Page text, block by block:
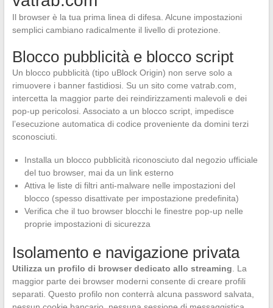
Il browser è la tua prima linea di difesa. Alcune impostazioni
semplici cambiano radicalmente il livello di protezione.
Blocco pubblicità e blocco script
Un blocco pubblicità (tipo uBlock Origin) non serve solo a
rimuovere i banner fastidiosi. Su un sito come vatrab.com,
intercetta la maggior parte dei reindirizzamenti malevoli e dei
pop-up pericolosi. Associato a un blocco script, impedisce
l’esecuzione automatica di codice proveniente da domini terzi
sconosciuti.
Installa un blocco pubblicità riconosciuto dal negozio ufficiale
del tuo browser, mai da un link esterno
Attiva le liste di filtri anti-malware nelle impostazioni del
blocco (spesso disattivate per impostazione predefinita)
Verifica che il tuo browser blocchi le finestre pop-up nelle
proprie impostazioni di sicurezza
Isolamento e navigazione privata
Utilizza un profilo di browser dedicato allo streaming . La
maggior parte dei browser moderni consente di creare profili
separati. Questo profilo non conterrà alcuna password salvata,